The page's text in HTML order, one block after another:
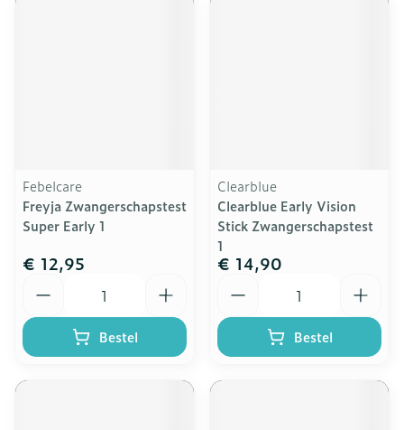
Febelcare
Freyja Zwangerschapstest
Super Early 1
€ 12,95
Bestel
Clearblue
Clearblue Early Vision
Stick Zwangerschapstest
1
€ 14,90
Bestel